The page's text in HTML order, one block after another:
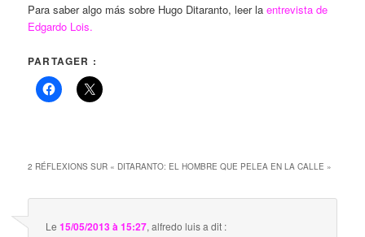
Para saber algo más sobre Hugo Ditaranto, leer laentrevista de
Edgardo Lois.
PARTAGER :
2 RÉFLEXIONS SUR « DITARANTO: EL HOMBRE QUE PELEA EN LA CALLE »
Le15/05/2013 à 15:27,alfredo luisa dit :